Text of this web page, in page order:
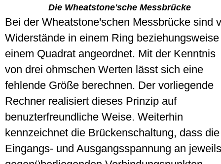
Die Wheatstone'sche Messbrücke
Bei der Wheatstone'schen Messbrücke sind
Widerstände in einem Ring beziehungsweise
einem Quadrat angeordnet. Mit der Kenntnis
von drei ohmschen Werten lässt sich eine
fehlende Größe berechnen. Der vorliegende
Rechner realisiert dieses Prinzip auf
benuzterfreundliche Weise. Weiterhin
kennzeichnet die Brückenschaltung, dass die
Eingangs- und Ausgangsspannung an jeweils